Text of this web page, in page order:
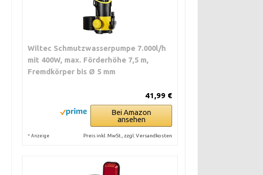
Wiltec Schmutzwasserpumpe 7.000l/h
mit 400W, max. Förderhöhe 7,5 m,
Fremdkörper bis Ø 5 mm
41,99 €
Bei Amazon
ansehen
* Anzeige Preis inkl. MwSt., zzgl. Versandkosten